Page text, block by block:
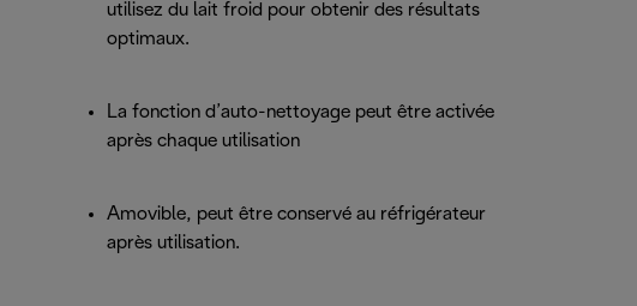
utilisez du lait froid pour obtenir des résultats
optimaux.
La fonction d’auto-nettoyage peut être activée
après chaque utilisation
Amovible, peut être conservé au réfrigérateur
après utilisation.